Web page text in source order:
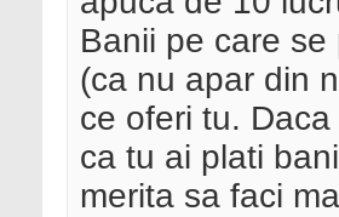
Banii pe care
(ca nu apar din
ce oferi tu.
ca tu ai plati
merita sa faci